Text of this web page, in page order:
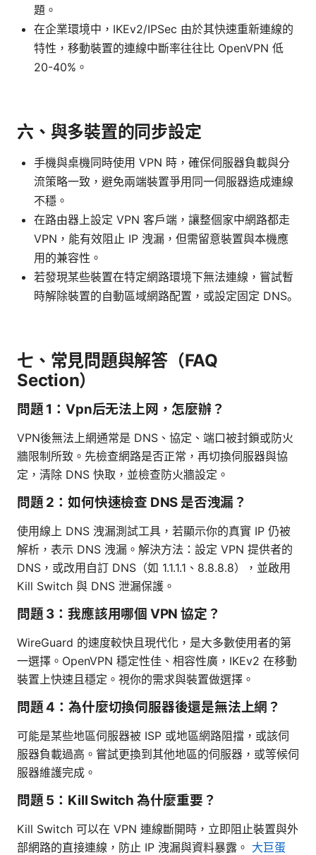
題。
在企業環境中，IKEv2/IPSec 由於其快速重新連線的
特性，移動裝置的連線中斷率往往比 OpenVPN 低
20-40%。
六、與多裝置的同步設定
手機與桌機同時使用 VPN 時，確保伺服器負載與分
流策略一致，避免兩端裝置爭用同一伺服器造成連線
不穩。
在路由器上設定 VPN 客戶端，讓整個家中網路都走
VPN，能有效阻止 IP 洩漏，但需留意裝置與本機應
用的兼容性。
若發現某些裝置在特定網路環境下無法連線，嘗試暫
時解除裝置的自動區域網路配置，或設定固定 DNS。
七、常見問題與解答（FAQ
Section）
問題 1：Vpn后无法上网，怎麼辦？
VPN後無法上網通常是 DNS、協定、端口被封鎖或防火
牆限制所致。先檢查網路是否正常，再切換伺服器與協
定，清除 DNS 快取，並檢查防火牆設定。
問題 2：如何快速檢查 DNS 是否洩漏？
使用線上 DNS 洩漏測試工具，若顯示你的真實 IP 仍被
解析，表示 DNS 洩漏。解決方法：設定 VPN 提供者的
DNS，或改用自訂 DNS（如 1.1.1.1、8.8.8.8），並啟用
Kill Switch 與 DNS 泄漏保護。
問題 3：我應該用哪個 VPN 協定？
WireGuard 的速度較快且現代化，是大多數使用者的第
一選擇。OpenVPN 穩定性佳、相容性廣，IKEv2 在移動
裝置上快速且穩定。視你的需求與裝置做選擇。
問題 4：為什麼切換伺服器後還是無法上網？
可能是某些地區伺服器被 ISP 或地區網路阻擋，或該伺
服器負載過高。嘗試更換到其他地區的伺服器，或等候伺
服器維護完成。
問題 5：Kill Switch 為什麼重要？
Kill Switch 可以在 VPN 連線斷開時，立即阻止裝置與外
部網路的直接連線，防止 IP 洩漏與資料暴露。 大巨蛋